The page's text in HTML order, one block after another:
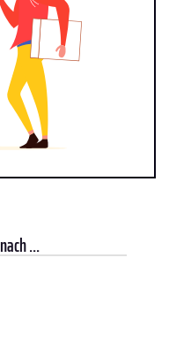
nach ...